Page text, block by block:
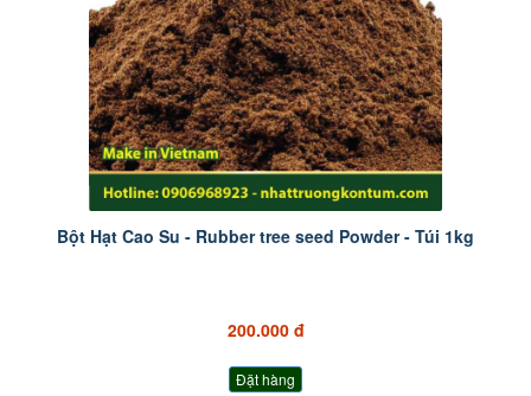
Bột Hạt Cao Su - Rubber tree seed Powder - Túi 1kg
200.000 đ
Đặt hàng